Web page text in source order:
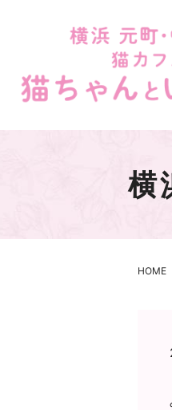
横
HOME